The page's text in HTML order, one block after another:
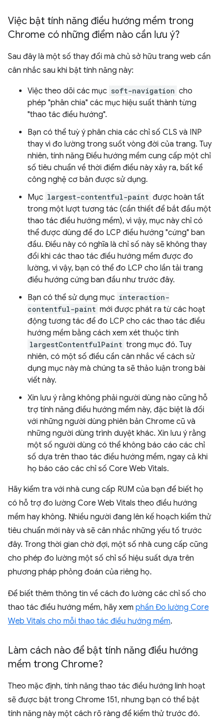
Việc bật tính năng điều hướng mềm trong
Chrome có những điểm nào cần lưu ý?
Sau đây là một số thay đổi mà chủ sở hữu trang web cần
cân nhắc sau khi bật tính năng này:
Việc theo dõi các mục soft-navigation cho
phép "phân chia" các mục hiệu suất thành từng
"thao tác điều hướng".
Bạn có thể tuỳ ý phân chia các chỉ số CLS và INP
thay vì đo lường trong suốt vòng đời của trang. Tuy
nhiên, tính năng Điều hướng mềm cung cấp một chỉ
số tiêu chuẩn về thời điểm điều này xảy ra, bất kể
công nghệ cơ bản được sử dụng.
Mục largest-contentful-paint được hoàn tất
trong một lượt tương tác (cần thiết để bắt đầu một
thao tác điều hướng mềm), vì vậy, mục này chỉ có
thể được dùng để đo LCP điều hướng "cứng" ban
đầu. Điều này có nghĩa là chỉ số này sẽ không thay
đổi khi các thao tác điều hướng mềm được đo
lường, vì vậy, bạn có thể đo LCP cho lần tải trang
điều hướng cứng ban đầu như trước đây.
Bạn có thể sử dụng mục interaction-
contentful-paint mới được phát ra từ các hoạt
động tương tác để đo LCP cho các thao tác điều
hướng mềm bằng cách xem xét thuộc tính
largestContentfulPaint trong mục đó. Tuy
nhiên, có một số điều cần cân nhắc về cách sử
dụng mục này mà chúng ta sẽ thảo luận trong bài
viết này.
Xin lưu ý rằng không phải người dùng nào cũng hỗ
trợ tính năng điều hướng mềm này, đặc biệt là đối
với những người dùng phiên bản Chrome cũ và
những người dùng trình duyệt khác. Xin lưu ý rằng
một số người dùng có thể không báo cáo các chỉ
số dựa trên thao tác điều hướng mềm, ngay cả khi
họ báo cáo các chỉ số Core Web Vitals.
Hãy kiểm tra với nhà cung cấp RUM của bạn để biết họ
có hỗ trợ đo lường Core Web Vitals theo điều hướng
mềm hay không. Nhiều người đang lên kế hoạch kiểm thử
tiêu chuẩn mới này và sẽ cân nhắc những yếu tố trước
đây. Trong thời gian chờ đợi, một số nhà cung cấp cũng
cho phép đo lường một số chỉ số hiệu suất dựa trên
phương pháp phỏng đoán của riêng họ.
Để biết thêm thông tin về cách đo lường các chỉ số cho
thao tác điều hướng mềm, hãy xem phần Đo lường Core
Web Vitals cho mỗi thao tác điều hướng mềm.
Làm cách nào để bật tính năng điều hướng
mềm trong Chrome?
Theo mặc định, tính năng thao tác điều hướng linh hoạt
sẽ được bật trong Chrome 151, nhưng bạn có thể bật
tính năng này một cách rõ ràng để kiểm thử trước đó.